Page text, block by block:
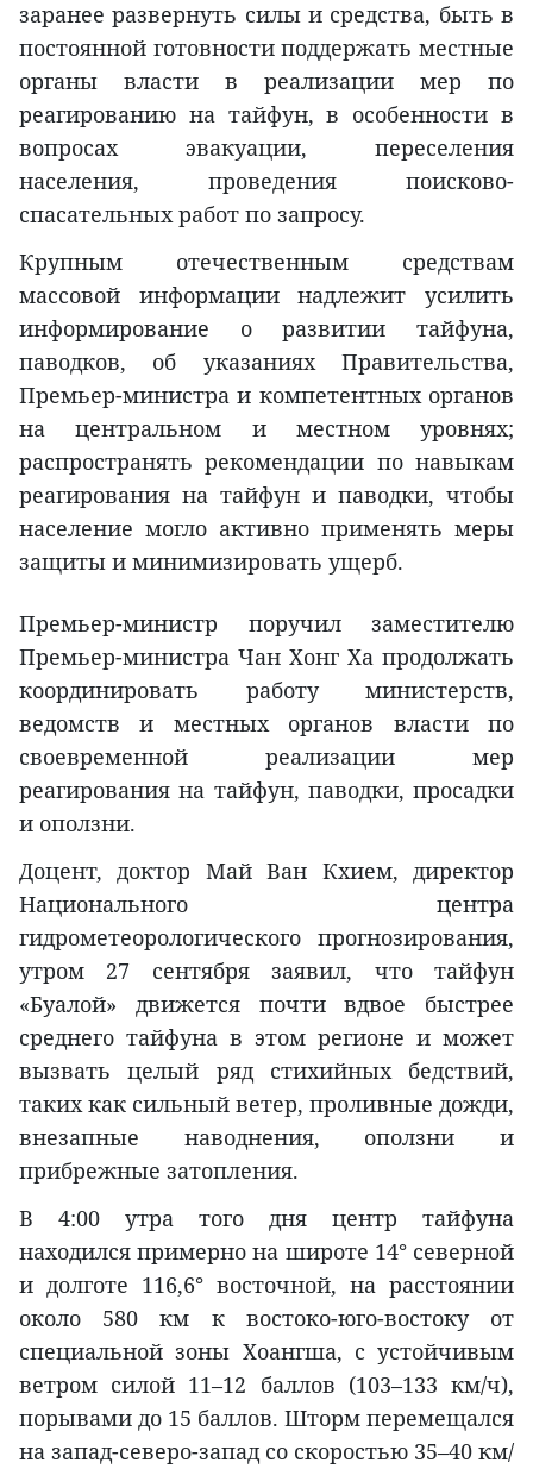
заранее развернуть силы и средства, быть в
постоянной готовности поддержать местные
органы власти в реализации мер по
реагированию на тайфун, в особенности в
вопросах эвакуации, переселения
населения, проведения поисково-
спасательных работ по запросу.
Крупным отечественным средствам
массовой информации надлежит усилить
информирование о развитии тайфуна,
паводков, об указаниях Правительства,
Премьер-министра и компетентных органов
на центральном и местном уровнях;
распространять рекомендации по навыкам
реагирования на тайфун и паводки, чтобы
население могло активно применять меры
защиты и минимизировать ущерб.
Премьер-министр поручил заместителю
Премьер-министра Чан Хонг Ха продолжать
координировать работу министерств,
ведомств и местных органов власти по
своевременной реализации мер
реагирования на тайфун, паводки, просадки
и оползни.
Доцент, доктор Май Ван Кхием, директор
Национального центра
гидрометеорологического прогнозирования,
утром 27 сентября заявил, что тайфун
«Буалой» движется почти вдвое быстрее
среднего тайфуна в этом регионе и может
вызвать целый ряд стихийных бедствий,
таких как сильный ветер, проливные дожди,
внезапные наводнения, оползни и
прибрежные затопления.
В 4:00 утра того дня центр тайфуна
находился примерно на широте 14° северной
и долготе 116,6° восточной, на расстоянии
около 580 км к востоко-юго-востоку от
специальной зоны Хоангша, с устойчивым
ветром силой 11–12 баллов (103–133 км/ч),
порывами до 15 баллов. Шторм перемещался
на запад-северо-запад со скоростью 35–40 км/